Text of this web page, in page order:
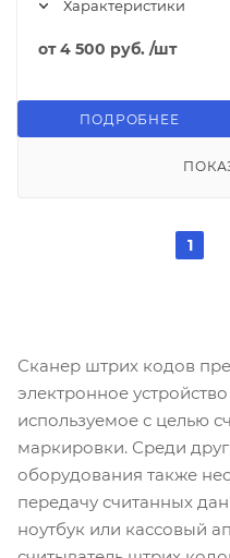
Характеристики
от4 500 руб. /шт
ПОДРОБНЕЕ
1
Сканер штрих кодов
электронное
используемое с целью
маркировки. Среди
оборудования также
передачу считанных
ноутбук или кассовый